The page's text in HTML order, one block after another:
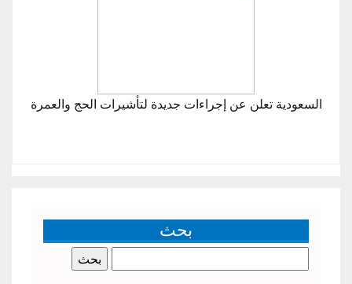
السعودية تعلن عن إجراءات جديدة لتأشيرات الحج والعمرة
بحث
عن: